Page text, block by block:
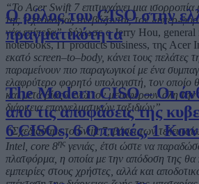
Ο ρόλος του CISO στην
πραγματικότητα
The Modern CISO – Οι
από τις αποφάσεις της
6 CISOs, 6 Οπτικές, 1
“Το Acer Swift 7 επιτυγχάνει μια ισορροπία
της τεχνολογίας ανεβάζοντας τον «υπερ-
νέα επίπεδα”,δήλωσε ο Jerry Hou, general
notebooks, IT products business, της Acer
εκατό screen–to–body, κάνει τους πελάτες
παραμείνουν πιο παραγωγικοί με ένα
ελαφρύτερο φορητό υπολογιστή, τον οποίο
και μετά βίας» ενώ τον μεταφέρουν όλη
διάρκεια επαγγελματικών ταξιδιών”.
“Σχεδιάσαμε τοSwift7, βάσει των
Intel, core 8ης γενιάς, έτσι ώστε να
πλατφόρμα, η οποία με την απόδοση της θα
εμπειρίες στους χρήστες, αλλά και